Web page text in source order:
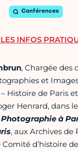
Conférences
, Chargée des
et
Histoire de Paris
Henrard, dans
à
, aux Archives de
d’histoire
INFOS